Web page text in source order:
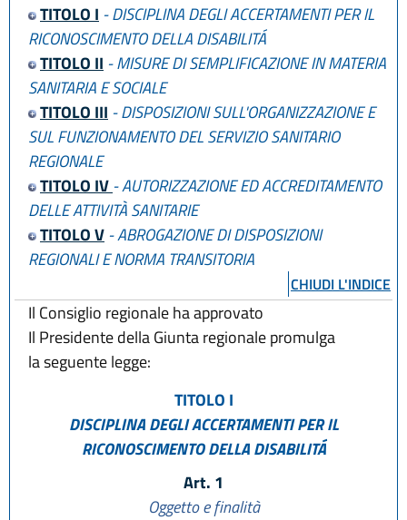
L.R. 6 novembre 2019, n. 22
L.R. 27 dicembre 2022, n. 23
TITOLO I - DISCIPLINA DEGLI ACCERTAMENTI PER IL
RICONOSCIMENTO DELLA DISABILITÁ
TITOLO II - MISURE DI SEMPLIFICAZIONE IN MATERIA
SANITARIA E SOCIALE
TITOLO III - DISPOSIZIONI SULL'ORGANIZZAZIONE E
SUL FUNZIONAMENTO DEL SERVIZIO SANITARIO
REGIONALE
TITOLO IV- AUTORIZZAZIONE ED ACCREDITAMENTO
DELLE ATTIVITÀ SANITARIE
TITOLO V- ABROGAZIONE DI DISPOSIZIONI
REGIONALI E NORMA TRANSITORIA
CHIUDI L'INDICE
Il Consiglio regionale ha approvato
Il Presidente della Giunta regionale promulga
la seguente legge:
TITOLO I
DISCIPLINA DEGLI ACCERTAMENTI PER IL
RICONOSCIMENTO DELLA DISABILITÁ
Art. 1
Oggetto e finalità